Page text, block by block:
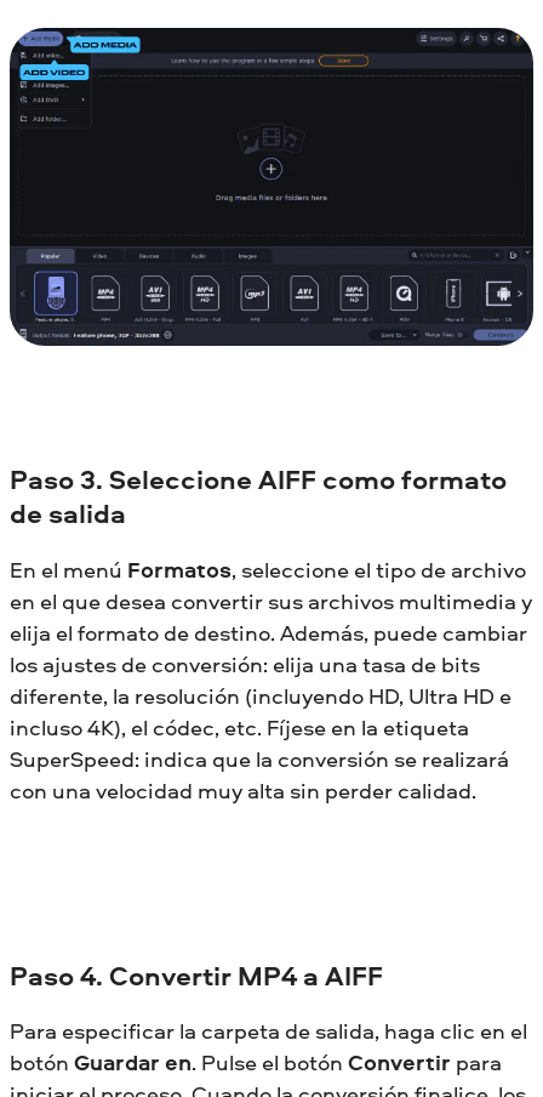
Paso 3. Seleccione AIFF como formato
de salida
En el menú Formatos, seleccione el tipo de archivo
en el que desea convertir sus archivos multimedia y
elija el formato de destino. Además, puede cambiar
los ajustes de conversión: elija una tasa de bits
diferente, la resolución (incluyendo HD, Ultra HD e
incluso 4K), el códec, etc. Fíjese en la etiqueta
SuperSpeed: indica que la conversión se realizará
con una velocidad muy alta sin perder calidad.
Paso 4. Convertir MP4 a AIFF
Para especificar la carpeta de salida, haga clic en el
botón Guardar en. Pulse el botón Convertir para